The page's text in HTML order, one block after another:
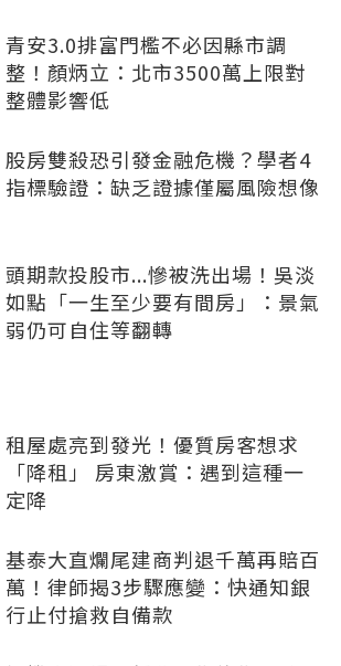
青安3.0排富門檻不必因縣市調
整！顏炳立：北市3500萬上限對
整體影響低
股房雙殺恐引發金融危機？學者4
指標驗證：缺乏證據僅屬風險想像
頭期款投股市...慘被洗出場！吳淡
如點「一生至少要有間房」：景氣
弱仍可自住等翻轉
租屋處亮到發光！優質房客想求
「降租」 房東激賞：遇到這種一
定降
基泰大直爛尾建商判退千萬再賠百
萬！律師揭3步驟應變：快通知銀
行止付搶救自備款